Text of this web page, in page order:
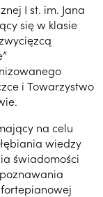
I st. im. Jana
się w klasie
i Towarzystwo
na celu
wiedzy
świadomości